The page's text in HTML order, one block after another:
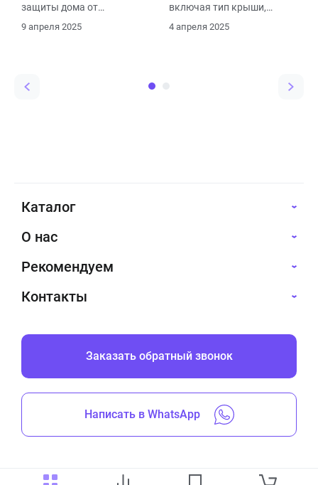
защиты дома от
воды, что обеспечивает
основные причины, по
9 апреля 2025
включая тип крыши,
региона, бюджет и
материалов. Вот основные
4 апреля 2025
Каталог
О нас
Рекомендуем
Контакты
Заказать обратный звонок
Написать в WhatsApp
Все права защищены © 2019-2026